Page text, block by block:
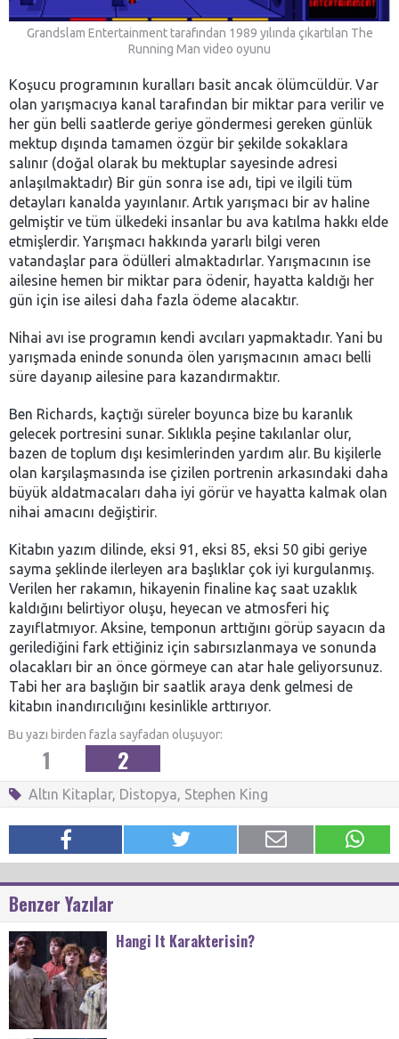
Grandslam Entertainment tarafından 1989 yılında çıkartılan The
Running Man video oyunu
Koşucu programının kuralları basit ancak ölümcüldür. Var
olan yarışmacıya kanal tarafından bir miktar para verilir ve
her gün belli saatlerde geriye göndermesi gereken günlük
mektup dışında tamamen özgür bir şekilde sokaklara
salınır (doğal olarak bu mektuplar sayesinde adresi
anlaşılmaktadır) Bir gün sonra ise adı, tipi ve ilgili tüm
detayları kanalda yayınlanır. Artık yarışmacı bir av haline
gelmiştir ve tüm ülkedeki insanlar bu ava katılma hakkı elde
etmişlerdir. Yarışmacı hakkında yararlı bilgi veren
vatandaşlar para ödülleri almaktadırlar. Yarışmacının ise
ailesine hemen bir miktar para ödenir, hayatta kaldığı her
gün için ise ailesi daha fazla ödeme alacaktır.
Nihai avı ise programın kendi avcıları yapmaktadır. Yani bu
yarışmada eninde sonunda ölen yarışmacının amacı belli
süre dayanıp ailesine para kazandırmaktır.
Ben Richards, kaçtığı süreler boyunca bize bu karanlık
gelecek portresini sunar. Sıklıkla peşine takılanlar olur,
bazen de toplum dışı kesimlerinden yardım alır. Bu kişilerle
olan karşılaşmasında ise çizilen portrenin arkasındaki daha
büyük aldatmacaları daha iyi görür ve hayatta kalmak olan
nihai amacını değiştirir.
Kitabın yazım dilinde, eksi 91, eksi 85, eksi 50 gibi geriye
sayma şeklinde ilerleyen ara başlıklar çok iyi kurgulanmış.
Verilen her rakamın, hikayenin finaline kaç saat uzaklık
kaldığını belirtiyor oluşu, heyecan ve atmosferi hiç
zayıflatmıyor. Aksine, temponun arttığını görüp sayacın da
gerilediğini fark ettiğiniz için sabırsızlanmaya ve sonunda
olacakları bir an önce görmeye can atar hale geliyorsunuz.
Tabi her ara başlığın bir saatlik araya denk gelmesi de
kitabın inandırıcılığını kesinlikle arttırıyor.
Bu yazı birden fazla sayfadan oluşuyor:
1 2
Altın Kitaplar, Distopya, Stephen King
Benzer Yazılar
Hangi It Karakterisin?